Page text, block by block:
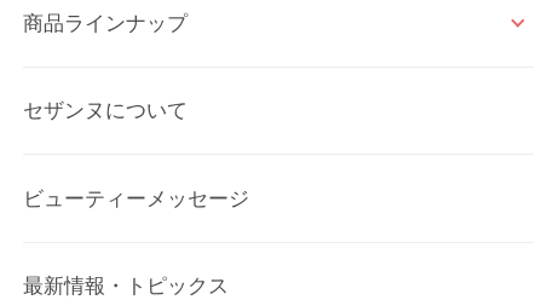
商品ラインナップ
セザンヌについて
ビューティーメッセージ
最新情報・トピックス